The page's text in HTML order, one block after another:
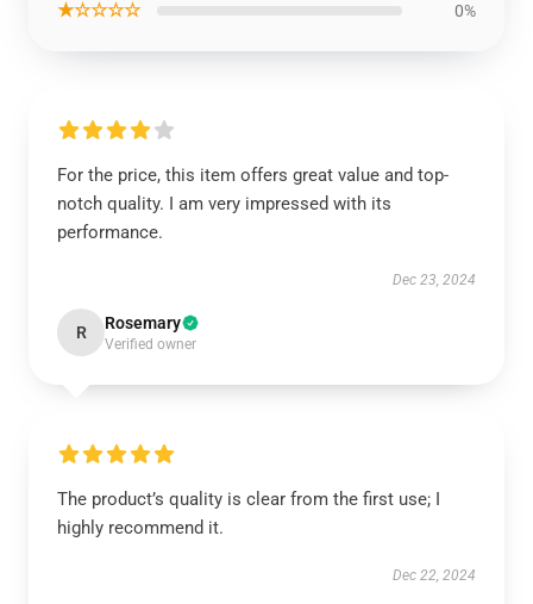
★☆☆☆☆ 0%
For the price, this item offers great value and top-
notch quality. I am very impressed with its
performance.
Dec 23, 2024
R Rosemary
Verified owner
The product’s quality is clear from the first use; I
highly recommend it.
Dec 22, 2024